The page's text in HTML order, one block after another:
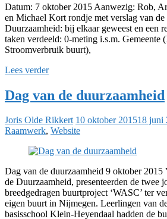
Datum: 7 oktober 2015 Aanwezig: Rob,
en Michael Kort rondje met verslag van
Duurzaamheid: bij elkaar geweest en een
taken verdeeld: 0-meting i.s.m. Gemeente
Stroomverbruik buurt),
Lees verder
Dag van de duurzaamheid
Joris Olde Rikkert 10 oktober 201518 juni
Raamwerk, Website
Dag van de duurzaamheid 9 oktober
de Duurzaamheid, presenteerden de twee
breedgedragen buurtproject ‘WASC’ ter
eigen buurt in Nijmegen. Leerlingen van
basisschool Klein-Heyendaal hadden de